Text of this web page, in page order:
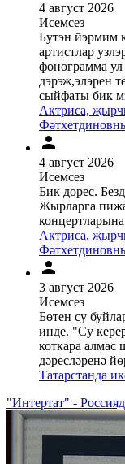
4 август 2026
Исемсез
Бутэн йэрмим
артистлар
фонограмма ул
дэрэж,элэрен
сыйфаты бик
Актриса,
4 август 2026
Исемсез
Бик дорес.
Жырларга
Актриса,
3 август 2026
Исемсез
Бөтен су
инде. "Су
коткара алмас
дәресләренә
Татарстанда
"Интертат" -